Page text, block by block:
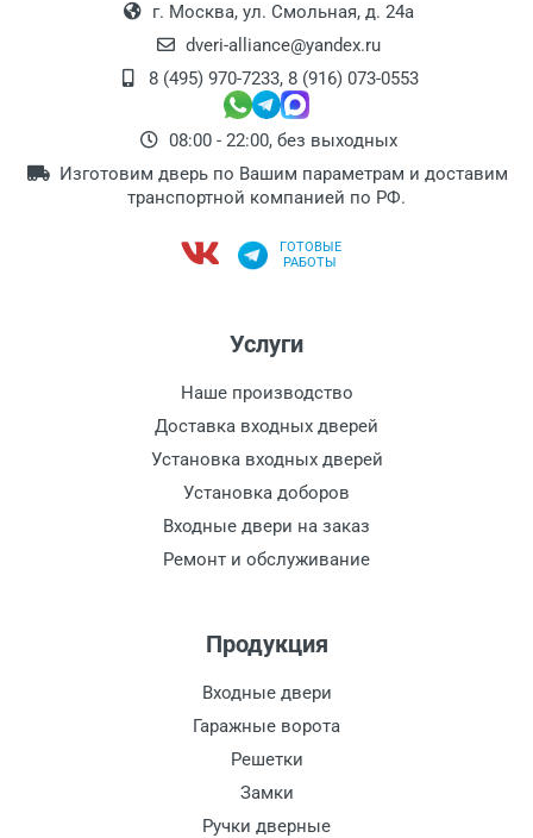
г. Москва, ул. Смольная, д. 24а
dveri-alliance@yandex.ru
8 (495) 970-7233, 8 (916) 073-0553
08:00 - 22:00, без выходных
Изготовим дверь по Вашим параметрам и доставим
транспортной компанией по РФ.
ГОТОВЫЕ
РАБОТЫ
Услуги
Наше производство
Доставка входных дверей
Установка входных дверей
Установка доборов
Входные двери на заказ
Ремонт и обслуживание
Продукция
Входные двери
Гаражные ворота
Решетки
Замки
Ручки дверные